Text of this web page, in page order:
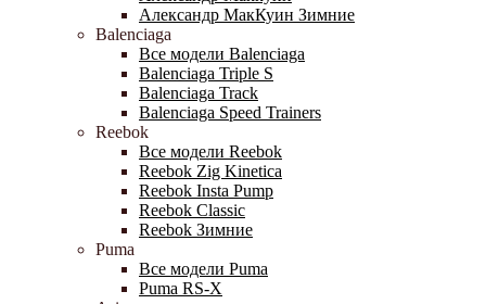
Александр МакКуин Зимние
Balenciaga
Все модели Balenciaga
Balenciaga Triple S
Balenciaga Track
Balenciaga Speed Trainers
Reebok
Все модели Reebok
Reebok Zig Kinetica
Reebok Insta Pump
Reebok Classic
Reebok Зимние
Puma
Все модели Puma
Puma RS-X